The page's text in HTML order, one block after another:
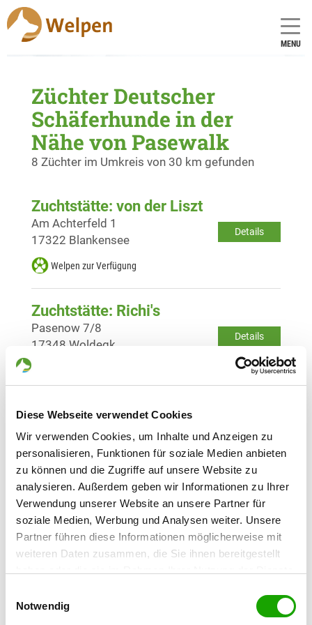
Diese Webseite verwendet Cookies
Wir verwenden Cookies, um Inhalte und Anzeigen zu
personalisieren, Funktionen für soziale Medien anbieten
zu können und die Zugriffe auf unsere Website zu
analysieren. Außerdem geben wir Informationen zu Ihrer
Verwendung unserer Website an unsere Partner für
soziale Medien, Werbung und Analysen weiter. Unsere
Partner führen diese Informationen möglicherweise mit
weiteren Daten zusammen, die Sie ihnen bereitgestellt
Cookies, wenn Sie unsere Webseite weiterhin nutzen.
Notwendig
MENU
Züchter Deutscher
Schäferhunde in der
Nähe von Pasewalk
8 Züchter im Umkreis von 30 km gefunden
Zuchtstätte: von der Liszt
Details
Am Achterfeld 1
17322 Blankensee
Welpen zur Verfügung
Zuchtstätte: Richi's
Details
Pasenow 7/8
17348 Woldegk
Zuchtstätte: von Jajo
Details
Gartenstr. 4
17309 Pasewalk
Welpen erwartet
Zuchtstätte: vom Schälchenstein
Chausseestr. 16
17291 Göritz